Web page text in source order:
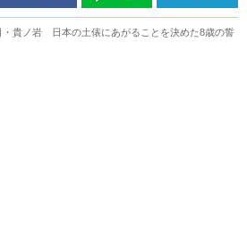
・貴ノ岩 日本の土俵にあがることを決めた8歳の誓